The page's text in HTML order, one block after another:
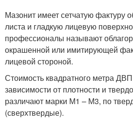
Мазонит имеет сетчатую фактуру
листа и гладкую лицевую
профессионалы называют
окрашенной или имитирующей
лицевой стороной.
Стоимость квадратного метра
зависимости от плотности и
различают марки М1 – М3, по
(сверхтвердые).